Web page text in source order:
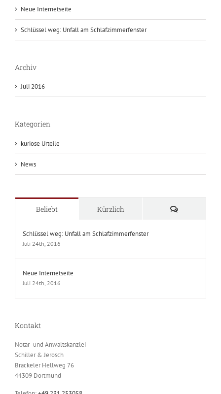
Neue Internetseite
Schlüssel weg: Unfall am Schlafzimmerfenster
Archiv
Juli 2016
Kategorien
kuriose Urteile
News
Beliebt Kürzlich Kommentare
Schlüssel weg: Unfall am Schlafzimmerfenster
Juli 24th, 2016
Neue Internetseite
Juli 24th, 2016
Kontakt
Notar- und Anwaltskanzlei
Schiller & Jerosch
Brackeler Hellweg 76
44309 Dortmund